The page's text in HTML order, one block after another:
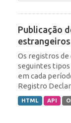
Publicação
estrangeiros
Os registros
seguintes tipos
em cada
Registro
HTML API